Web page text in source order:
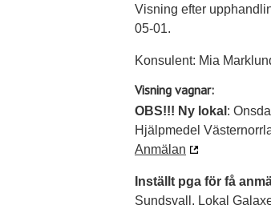
Visning efter
05-01.
Konsulent: Mia
Visning vagnar:
OBS!!! Ny lokal :
Hjälpmedel
Anmälan
Inställt pga för få
Sundsvall. Lokal